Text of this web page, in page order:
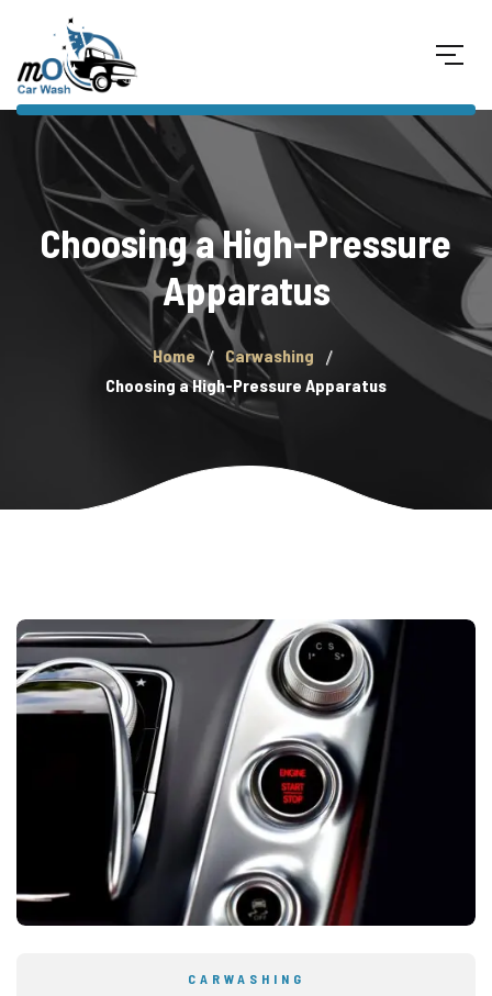
Choosing a High-Pressure
Apparatus
Home
Carwashing
Choosing a High-Pressure Apparatus
CARWASHING